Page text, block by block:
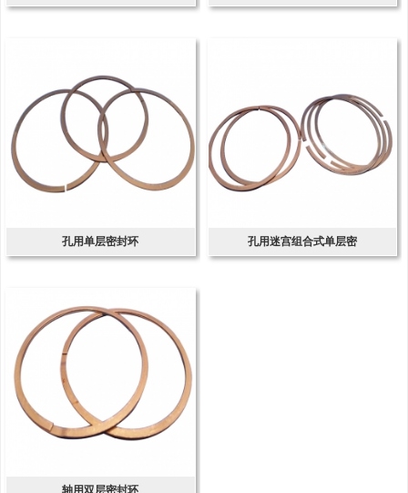
孔用单层密封环 孔用迷宫组合式单层密